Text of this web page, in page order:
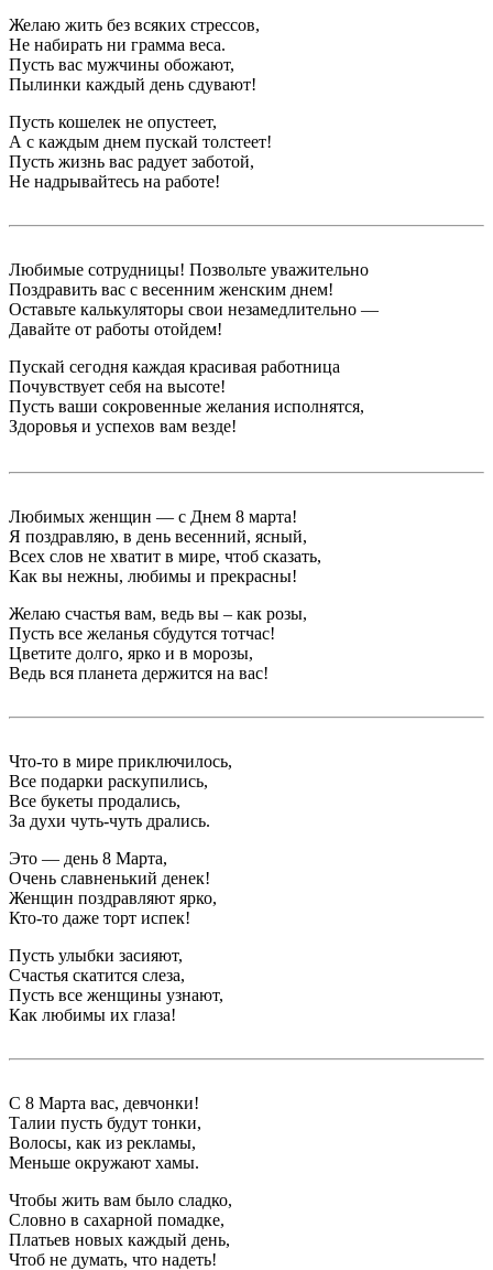
Желаю жить без всяких стрессов,
Не набирать ни грамма веса.
Пусть вас мужчины обожают,
Пылинки каждый день сдувают!
Пусть кошелек не опустеет,
А с каждым днем пускай толстеет!
Пусть жизнь вас радует заботой,
Не надрывайтесь на работе!
Любимые сотрудницы! Позвольте уважительно
Поздравить вас с весенним женским днем!
Оставьте калькуляторы свои незамедлительно —
Давайте от работы отойдем!
Пускай сегодня каждая красивая работница
Почувствует себя на высоте!
Пусть ваши сокровенные желания исполнятся,
Здоровья и успехов вам везде!
Любимых женщин — с Днем 8 марта!
Я поздравляю, в день весенний, ясный,
Всех слов не хватит в мире, чтоб сказать,
Как вы нежны, любимы и прекрасны!
Желаю счастья вам, ведь вы – как розы,
Пусть все желанья сбудутся тотчас!
Цветите долго, ярко и в морозы,
Ведь вся планета держится на вас!
Что-то в мире приключилось,
Все подарки раскупились,
Все букеты продались,
За духи чуть-чуть дрались.
Это — день 8 Марта,
Очень славненький денек!
Женщин поздравляют ярко,
Кто-то даже торт испек!
Пусть улыбки засияют,
Счастья скатится слеза,
Пусть все женщины узнают,
Как любимы их глаза!
С 8 Марта вас, девчонки!
Талии пусть будут тонки,
Волосы, как из рекламы,
Меньше окружают хамы.
Чтобы жить вам было сладко,
Словно в сахарной помадке,
Платьев новых каждый день,
Чтоб не думать, что надеть!